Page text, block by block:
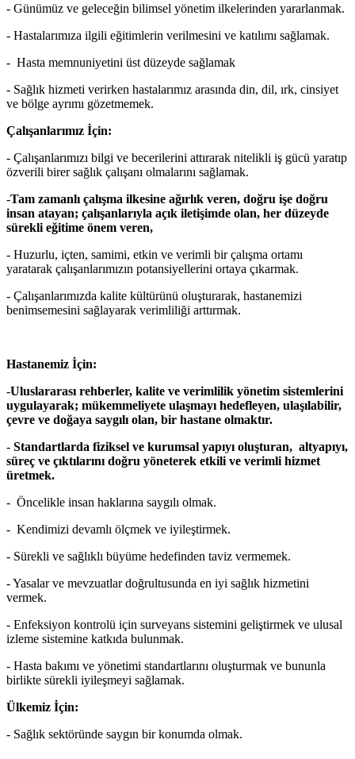
- Günümüz ve geleceğin bilimsel yönetim ilkelerinden yararlanmak.
- Hastalarımıza ilgili eğitimlerin verilmesini ve katılımı sağlamak.
- Hasta memnuniyetini üst düzeyde sağlamak
- Sağlık hizmeti verirken hastalarımız arasında din, dil, ırk, cinsiyet
ve bölge ayrımı gözetmemek.
Çalışanlarımız İçin:
- Çalışanlarımızı bilgi ve becerilerini attırarak nitelikli iş gücü yaratıp
özverili birer sağlık çalışanı olmalarını sağlamak.
-Tam zamanlı çalışma ilkesine ağırlık veren, doğru işe doğru
insan atayan; çalışanlarıyla açık iletişimde olan, her düzeyde
sürekli eğitime önem veren,
- Huzurlu, içten, samimi, etkin ve verimli bir çalışma ortamı
yaratarak çalışanlarımızın potansiyellerini ortaya çıkarmak.
- Çalışanlarımızda kalite kültürünü oluşturarak, hastanemizi
benimsemesini sağlayarak verimliliği arttırmak.
Hastanemiz İçin:
-Uluslararası rehberler, kalite ve verimlilik yönetim sistemlerini
uygulayarak; mükemmeliyete ulaşmayı hedefleyen, ulaşılabilir,
çevre ve doğaya saygılı olan, bir hastane olmaktır.
- Standartlarda fiziksel ve kurumsal yapıyı oluşturan, altyapıyı,
süreç ve çıktılarını doğru yöneterek etkili ve verimli hizmet
üretmek.
- Öncelikle insan haklarına saygılı olmak.
- Kendimizi devamlı ölçmek ve iyileştirmek.
- Sürekli ve sağlıklı büyüme hedefinden taviz vermemek.
- Yasalar ve mevzuatlar doğrultusunda en iyi sağlık hizmetini
vermek.
- Enfeksiyon kontrolü için surveyans sistemini geliştirmek ve ulusal
izleme sistemine katkıda bulunmak.
- Hasta bakımı ve yönetimi standartlarını oluşturmak ve bununla
birlikte sürekli iyileşmeyi sağlamak.
Ülkemiz İçin:
- Sağlık sektöründe saygın bir konumda olmak.